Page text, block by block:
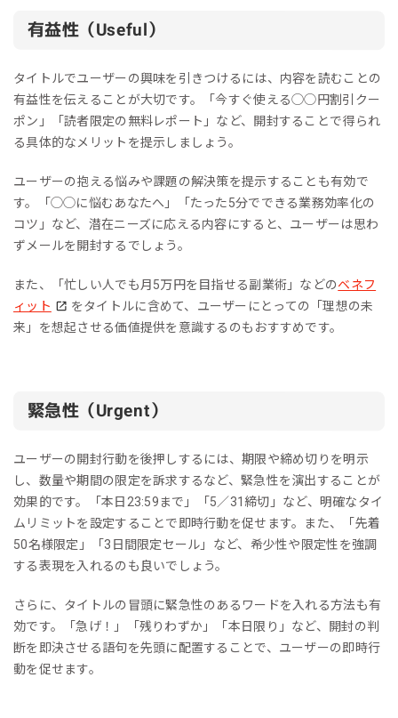
有益性（Useful）
タイトルでユーザーの興味を引きつけるには、内容を読むことの
有益性を伝えることが大切です。「今すぐ使える◯◯円割引クー
ポン」「読者限定の無料レポート」など、開封することで得られ
る具体的なメリットを提示しましょう。
ユーザーの抱える悩みや課題の解決策を提示することも有効で
す。「◯◯に悩むあなたへ」「たった5分でできる業務効率化の
コツ」など、潜在ニーズに応える内容にすると、ユーザーは思わ
ずメールを開封するでしょう。
また、「忙しい人でも月5万円を目指せる副業術」などのベネフ
ィット
をタイトルに含めて、ユーザーにとっての「理想の未
来」を想起させる価値提供を意識するのもおすすめです。
緊急性（Urgent）
ユーザーの開封行動を後押しするには、期限や締め切りを明示
し、数量や期間の限定を訴求するなど、緊急性を演出することが
効果的です。「本日23:59まで」「5／31締切」など、明確なタイ
ムリミットを設定することで即時行動を促せます。また、「先着
50名様限定」「3日間限定セール」など、希少性や限定性を強調
する表現を入れるのも良いでしょう。
さらに、タイトルの冒頭に緊急性のあるワードを入れる方法も有
効です。「急げ！」「残りわずか」「本日限り」など、開封の判
断を即決させる語句を先頭に配置することで、ユーザーの即時行
動を促せます。